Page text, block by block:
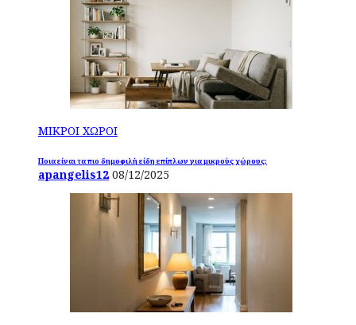
ΜΙΚΡΟΙ ΧΩΡΟΙ
Ποια είναι τα πιο δημοφιλή είδη επίπλων για μικρούς χώρους;
apangelis12 08/12/2025